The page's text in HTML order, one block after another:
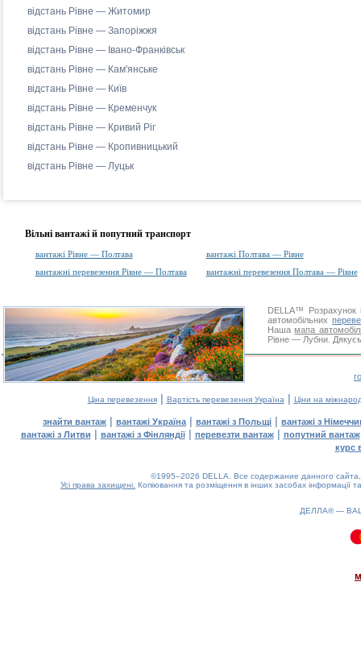
відстань Рівне — Житомир
відстань Рівне — Запоріжжя
відстань Рівне — Івано-Франківськ
відстань Рівне — Кам'янське
відстань Рівне — Київ
відстань Рівне — Кременчук
відстань Рівне — Кривий Ріг
відстань Рівне — Кропивницький
відстань Рівне — Луцьк
Вільні вантажі й попутний транспорт
вантажі Рівне — Полтава
вантажі Полтава — Рівне
вантажні перевезення Рівне — Полтава
вантажні перевезення Полтава — Рівне
DELLA™
Розрахунок
автомобільних
Нашамапа
Рівне — Лубни.
Ціна перевезення| Вартість перевезення Україна | Ціни на
знайти вантаж | вантажі Україна | вантажі з Польщі | вантажі з
вантажі з Литви | вантажі з Фінляндії| перевезти вантаж| попутний вантаж
курс
©1995–2026 DELLA. Все содержание данного
Усі права захищені. Копіювання та розміщення в інших засобах інформації
ДЕЛЛА® —